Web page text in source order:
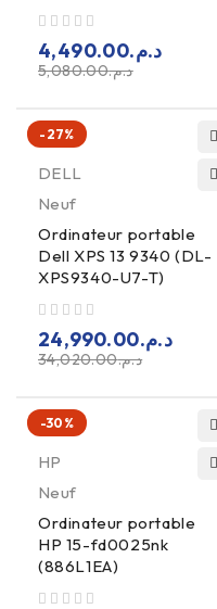
د.م.5,080.00
د.م.4,490.00
-27%
DELL
Neuf
Ordinateur portable
Dell XPS 13 9340 (DL-
XPS9340-U7-T)
د.م.34,020.00
د.م.24,990.00
-30%
HP
Neuf
Ordinateur portable
HP 15-fd0025nk
(886L1EA)